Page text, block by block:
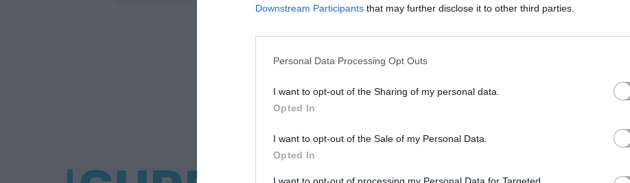
Downstream Participants that may further disclose it to other third parties.
Personal Data Processing Opt Outs
I want to opt-out of the Sharing of my personal data.
Opted In
I want to opt-out of the Sale of my Personal Data.
Opted In
I want to opt-out of processing my Personal Data for Targeted